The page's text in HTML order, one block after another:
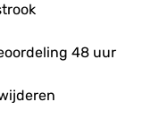
48 uur